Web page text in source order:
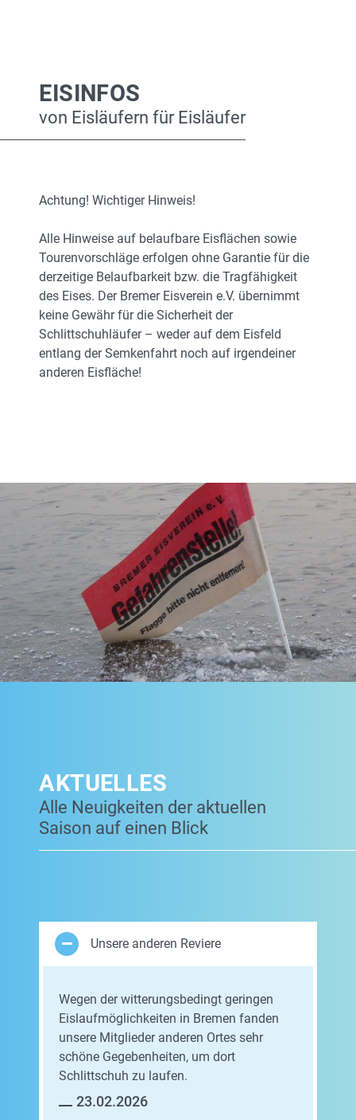
EISINFOS
von Eisläufern für Eisläufer
Achtung! Wichtiger Hinweis!
Alle Hinweise auf belaufbare Eisflächen sowie
Tourenvorschläge erfolgen ohne Garantie für die
derzeitige Belaufbarkeit bzw. die Tragfähigkeit
des Eises. Der Bremer Eisverein e.V. übernimmt
keine Gewähr für die Sicherheit der
Schlittschuhläufer – weder auf dem Eisfeld
entlang der Semkenfahrt noch auf irgendeiner
anderen Eisfläche!
AKTUELLES
Alle Neuigkeiten der aktuellen
Saison auf einen Blick
Unsere anderen Reviere
Wegen der witterungsbedingt geringen
Eislaufmöglichkeiten in Bremen fanden
unsere Mitglieder anderen Ortes sehr
schöne Gegebenheiten, um dort
Schlittschuh zu laufen.
23.02.2026